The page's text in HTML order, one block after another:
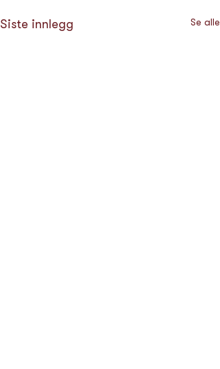
Siste innlegg Se alle